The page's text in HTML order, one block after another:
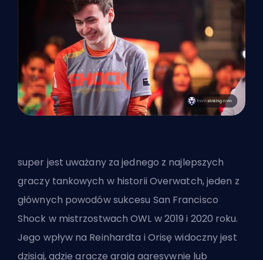
super jest uważany za jednego z najlepszych
graczy tankowych w historii Overwatch, jeden z
głównych powodów sukcesu San Francisco
Shock w mistrzostwach OWL w 2019 i 2020 roku.
Jego wpływ na Reinhardta i Orisę widoczny jest
dzisiaj, gdzie gracze grają agresywnie lub